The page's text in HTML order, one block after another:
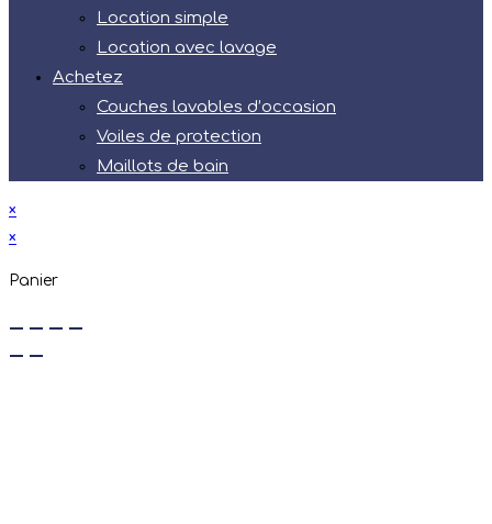
Location simple
Location avec lavage
Achetez
Couches lavables d’occasion
Voiles de protection
Maillots de bain
×
×
Panier